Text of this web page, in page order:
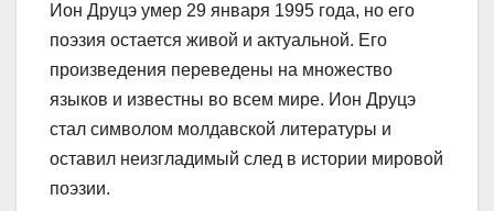
Ион Друцэ умер 29 января 1995 года, но его
поэзия остается живой и актуальной. Его
произведения переведены на множество
языков и известны во всем мире. Ион Друцэ
стал символом молдавской литературы и
оставил неизгладимый след в истории мировой
поэзии.